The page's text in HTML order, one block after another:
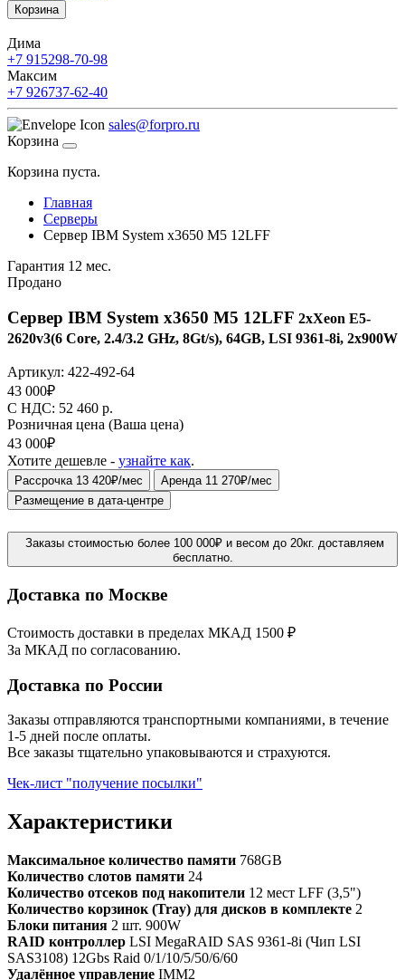
Корзина
Дима
+7 915298-70-98
Максим
+7 926737-62-40
sales@forpro.ru
Корзина
Корзина пуста.
Главная
Серверы
Сервер IBM System x3650 M5 12LFF
Гарантия 12 мес.
Продано
Сервер IBM System x3650 M5 12LFF 2xXeon E5-
2620v3(6 Core, 2.4/3.2 GHz, 8Gt/s), 64GB, LSI 9361-8i, 2x900W
Артикул: 422-492-64
43 000₽
C НДС: 52 460 р.
Розничная цена (Ваша цена)
43 000₽
Хотите дешевле - узнайте как.
Рассрочка 13 420₽/мес
Аренда 11 270₽/мес
Размещение в дата-центре
Заказы стоимостью более 100 000₽ и весом до 20кг. доставляем
бесплатно.
Доставка по Москве
Стоимость доставки в пределах МКАД 1500 ₽
За МКАД по согласованию.
Доставка по России
Заказы отправляются транспортными компаниями, в течение
1-5 дней после оплаты.
Все заказы тщательно упаковываются и страхуются.
Чек-лист "получение посылки"
Характеристики
Максимальное количество памяти 768GB
Количество слотов памяти 24
Количество отсеков под накопители 12 мест LFF (3,5")
Количество корзинок (Tray) для дисков в комплекте 2
Блоки питания 2 шт. 900W
RAID контроллер LSI MegaRAID SAS 9361-8i (Чип LSI
SAS3108) 12Gbs Raid 0/1/10/5/50/6/60
Удалённое управление IMM2